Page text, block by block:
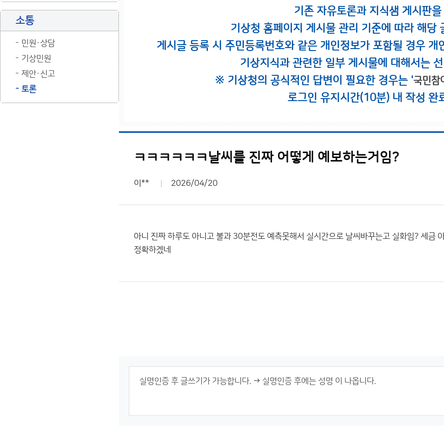
소통
민원·상담
기상민원
제안·신고
토론
기존 자유토론과 지식샘 게시판
기상청 홈페이지 게시물 관리 기준에 따라 해당
게시글 등록 시 주민등록번호와 같은 개인정보가 포함될 경우
기상지식과 관련한 일부 게시물에 대해서는
※ 기상청의 공식적인 답변이 필요한 경우는 '국민참
로그인 유지시간(10분) 내 작성 완
ㅋㅋㅋㅋㅋㅋ날씨를 진짜 어떻게 예보하는거임?
이** 2026/04/20
아니 진짜 하루도 아니고 불과 30분전도 예측못해서 실시간으로 날씨바꾸는고 실화임? 세금
정확하겠네